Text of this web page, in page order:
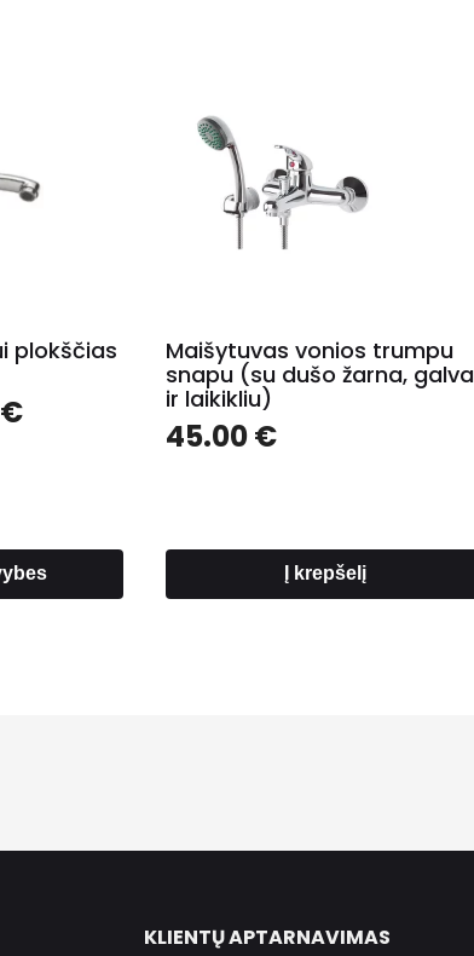
plokščias
€Price
Maišytuvas vonios trumpu
snapu (su dušo žarna, galva
ir laikikliu)
45.00€
Į krepšelį
KLIENTŲ APTARNAVIMAS